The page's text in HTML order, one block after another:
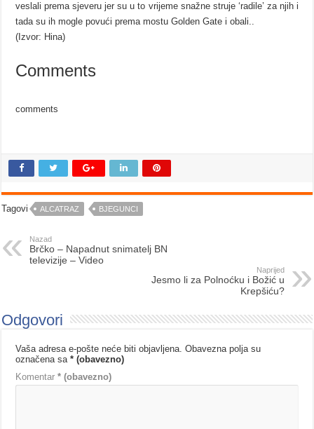
veslali prema sjeveru jer su u to vrijeme snažne struje ‘radile’ za njih i
tada su ih mogle povući prema mostu Golden Gate i obali..
(Izvor: Hina)
Comments
comments
Tagovi ALCATRAZ BJEGUNCI
Nazad
Brčko – Napadnut snimatelj BN
televizije – Video
Naprijed
Jesmo li za Polnoćku i Božić u
Krepšiću?
Odgovori
Vaša adresa e-pošte neće biti objavljena. Obavezna polja su
označena sa* (obavezno)
Komentar* (obavezno)